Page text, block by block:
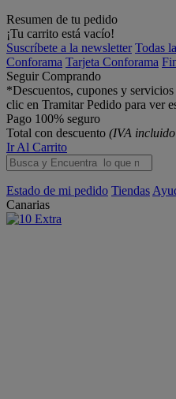
Resumen de tu pedido
¡Tu carrito está vacío!
Suscríbete a la newsletter Todas
Conforama Tarjeta Conforama
Seguir Comprando
*Descuentos, cupones y
clic en Tramitar Pedido para ver
Pago 100% seguro
Total con descuento (IVA
Ir Al Carrito
Estado de mi pedido Tiendas
Canarias